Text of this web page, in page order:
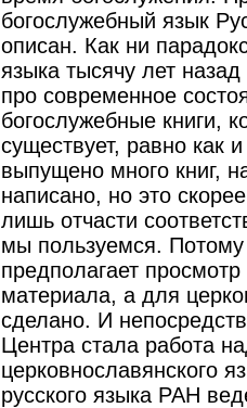
богослужебный язык
описан. Как ни
языка тысячу лет
про современное
богослужебные книги,
существует, равно как
выпущено много книг,
написано, но это
лишь отчасти
мы пользуемся.
предполагает
материала, а для
сделано. И
Центра стала работа
церковнославянского
русского языка РАН